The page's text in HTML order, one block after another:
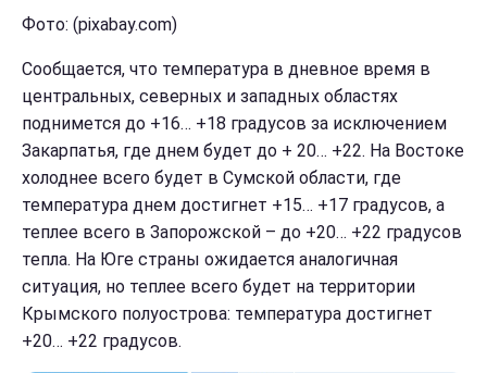
Фото: (pixabay.com)
Сообщается, что температура в дневное время в
центральных, северных и западных областях
поднимется до +16… +18 градусов за исключением
Закарпатья, где днем будет до + 20… +22. На Востоке
холоднее всего будет в Сумской области, где
температура днем достигнет +15… +17 градусов, а
теплее всего в Запорожской – до +20… +22 градусов
тепла. На Юге страны ожидается аналогичная
ситуация, но теплее всего будет на территории
Крымского полуострова: температура достигнет
+20… +22 градусов.